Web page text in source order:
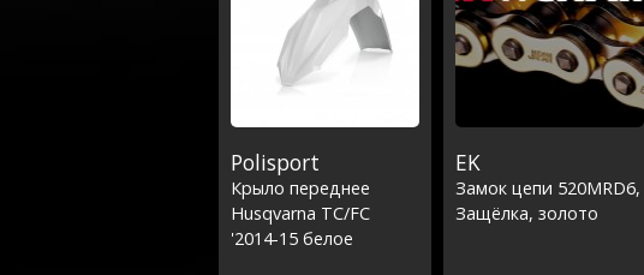
Polisport
Крыло переднее
Husqvarna TC/FC
'2014-15 белое
EK
Замок цепи 520MRD6,
Защёлка, золото